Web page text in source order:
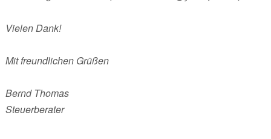
Vielen Dank!
Mit freundlichen Grüßen
Bernd Thomas
Steuerberater